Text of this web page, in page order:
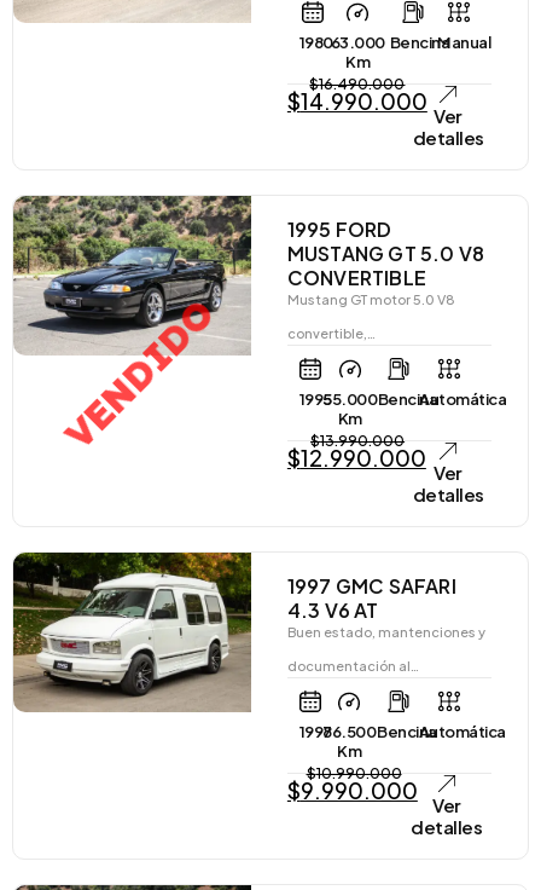
198063.000
Km
BencinaManual
$16.490.000
$14.990.000
Ver
detalles
VENDIDO
1995 FORD
MUSTANG GT 5.0 V8
CONVERTIBLE
Mustang GT motor 5.0 V8
convertible,…
199555.000
Km
BencinaAutomática
$13.990.000
$12.990.000
Ver
detalles
1997 GMC SAFARI
4.3 V6 AT
Buen estado, mantenciones y
documentación al…
199786.500
Km
BencinaAutomática
$10.990.000
$9.990.000
Ver
detalles